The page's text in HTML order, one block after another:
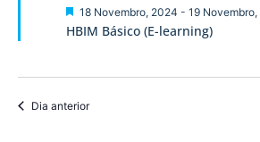
HBIM Básico (E-learning)
Destaque
18 Novembro, 2024 - 19
Dia anterior